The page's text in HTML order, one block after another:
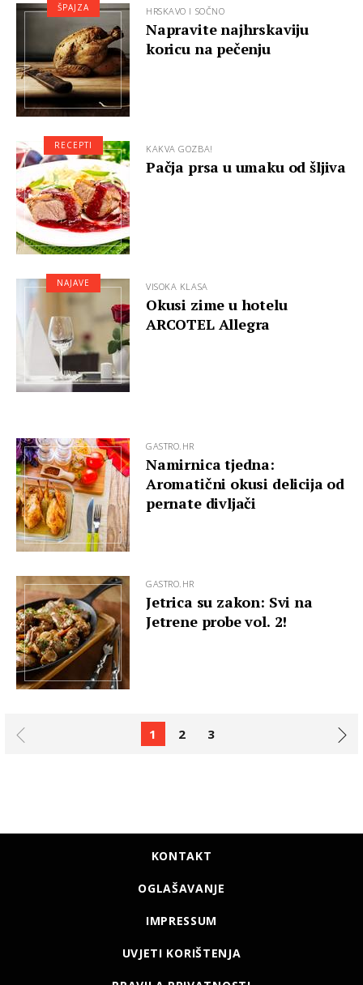
HRSKAVO I SOČNO
Napravite najhrskaviju
koricu na pečenju
ŠPAJZA
KAKVA GOZBA!
Pačja prsa u umaku od šljiva
RECEPTI
VISOKA KLASA
Okusi zime u hotelu
ARCOTEL Allegra
NAJAVE
GASTRO.HR
Namirnica tjedna:
Aromatični okusi delicija od
pernate divljači
GASTRO.HR
Jetrica su zakon: Svi na
Jetrene probe vol. 2!
1 2 3
KONTAKT
OGLAŠAVANJE
IMPRESSUM
UVJETI KORIŠTENJA